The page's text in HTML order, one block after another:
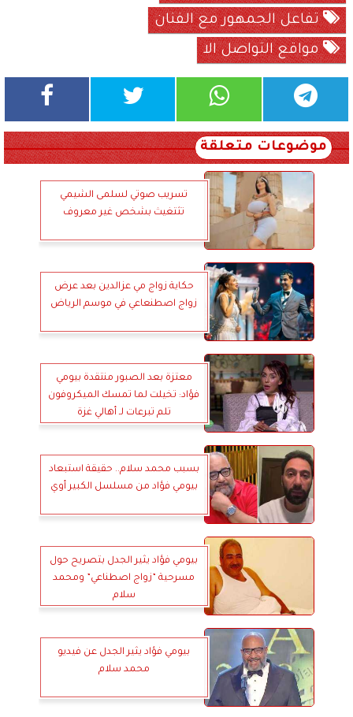
تفاعل الجمهور مع الفنان
مواقع التواصل الا
موضوعات متعلقة
تسريب صوتي لسلمى الشيمي
تثتغيث بشخص غير معروف
حكاية زواج مي عزالدين بعد عرض
زواج اصطنعاعي في موسم الرياض
معتزة بعد الصبور منتقدة بيومي
فؤاد: تخيلت لما تمسك الميكروفون
تلم تبرعات لـ أهالي غزة
بسبب محمد سلام.. حقيقة استبعاد
بيومي فؤاد من مسلسل الكبير أوي
بيومي فؤاد يثير الجدل بتصريح حول
مسرحية ”زواج اصطناعي” ومحمد
سلام
بيومي فؤاد يثير الجدل عن فيديو
محمد سلام